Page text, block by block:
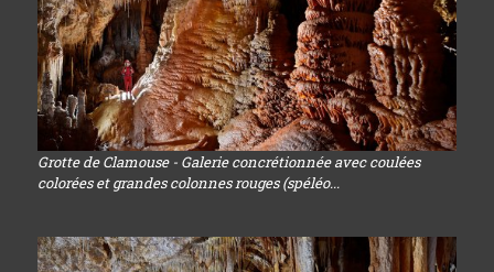
Grotte de Clamouse - Galerie concrétionnée avec coulées
colorées et grandes colonnes rouges (spéléo...